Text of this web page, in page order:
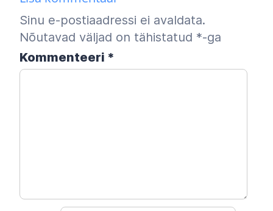
Sinu e-postiaadressi ei avaldata.
Nõutavad väljad on tähistatud *-ga
Kommenteeri *